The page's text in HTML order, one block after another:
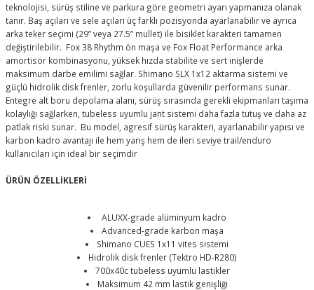
teknolojisi, sürüş stiline ve parkura göre geometri ayarı yapmanıza olanak
tanır. Baş açıları ve sele açıları üç farklı pozisyonda ayarlanabilir ve ayrıca
arka teker seçimi (29” veya 27.5” mullet) ile bisiklet karakteri tamamen
değiştirilebilir. Fox 38 Rhythm ön maşa ve Fox Float Performance arka
amortisör kombinasyonu, yüksek hızda stabilite ve sert inişlerde
maksimum darbe emilimi sağlar. Shimano SLX 1x12 aktarma sistemi ve
güçlü hidrolik disk frenler, zorlu koşullarda güvenilir performans sunar.
Entegre alt boru depolama alanı, sürüş sırasında gerekli ekipmanları taşıma
kolaylığı sağlarken, tubeless uyumlu jant sistemi daha fazla tutuş ve daha az
patlak riski sunar. Bu model, agresif sürüş karakteri, ayarlanabilir yapısı ve
karbon kadro avantajı ile hem yarış hem de ileri seviye trail/enduro
kullanıcıları için ideal bir seçimdir
ÜRÜN ÖZELLİKLERİ
ALUXX-grade alüminyum kadro
Advanced-grade karbon maşa
Shimano CUES 1x11 vites sistemi
Hidrolik disk frenler (Tektro HD-R280)
700x40c tubeless uyumlu lastikler
Maksimum 42 mm lastik genişliği